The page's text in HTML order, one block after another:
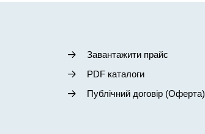
Завантажити прайс
PDF каталоги
Публічний договір (Оферта)